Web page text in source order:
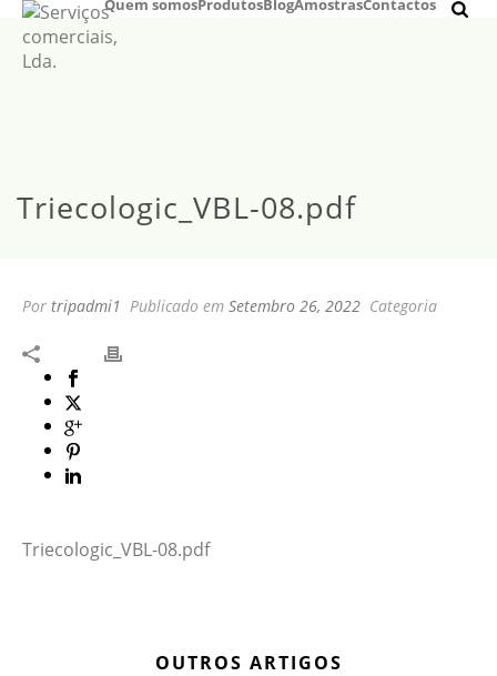
Quem somosProdutosBlogAmostrasContactos
Triecologic_VBL-08.pdf
Por tripadmi1 Publicado em Setembro 26, 2022 Categoria
Triecologic_VBL-08.pdf
OUTROS ARTIGOS